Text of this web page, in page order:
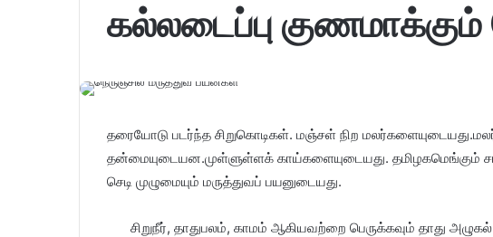
கல்லடைப்பு குணமாக்கும்
தரையோடு படர்ந்த சிறுகொடிகள். மஞ்சள் நிற
தன்மையுடையன.முள்ளுள்ளக் காய்களையுடையது. தமிழகமெங்கும்
செடி முழுமையும் மருத்துவப் பயனுடையது.
சிறுநீர், தாதுபலம், காமம் ஆகியவற்றை பெருக்கவும் தாது அழுகல்